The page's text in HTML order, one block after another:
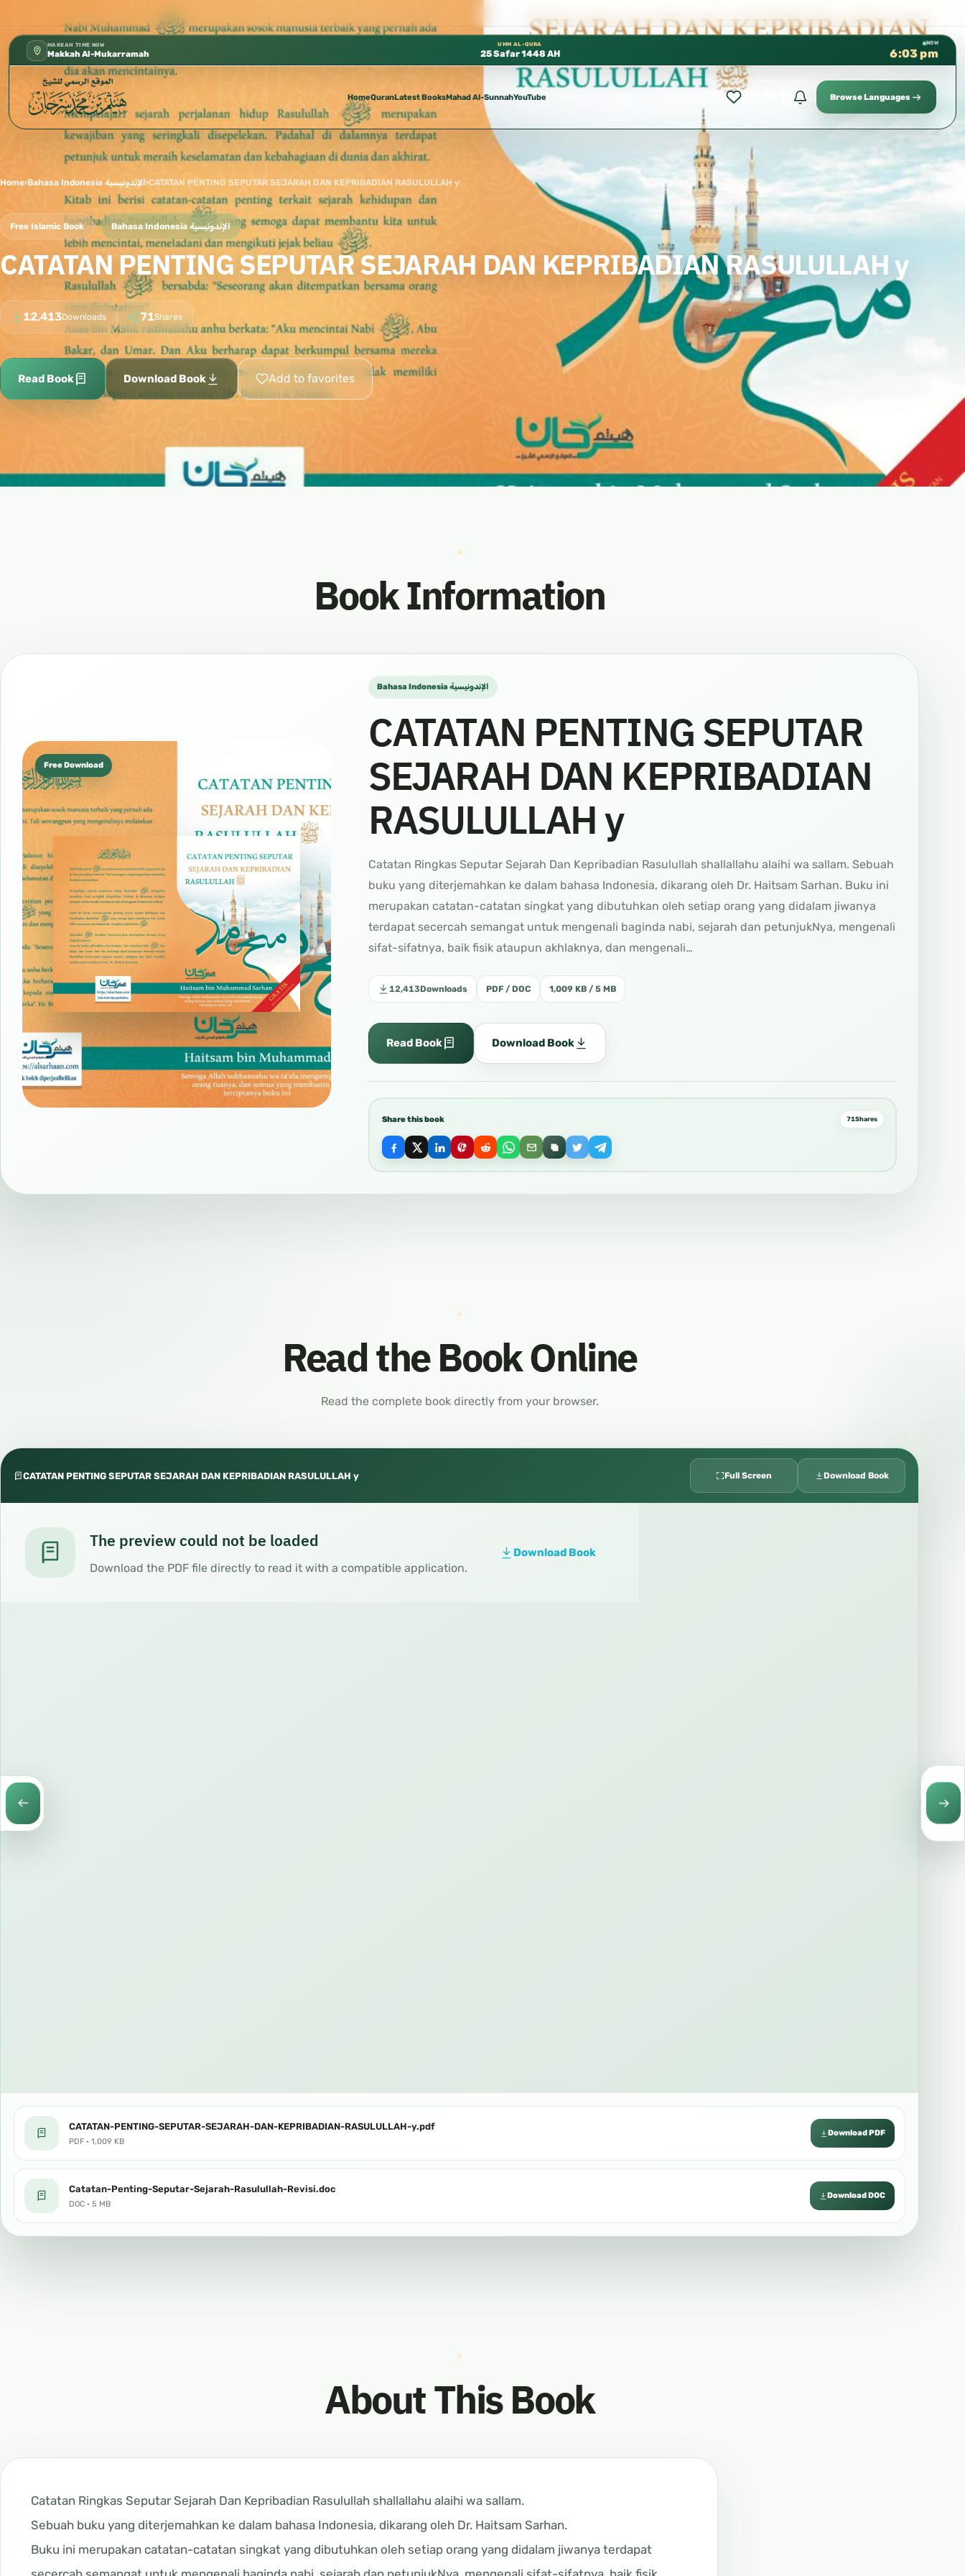
MAKKAH TIME NOW
Makkah Al-Mukarramah
UMM AL-QURA
25 Safar 1448 AH
NOW
6:03 pm
HomeQuranLatest BooksMahad Al-SunnahYouTube Browse Languages
Home› Bahasa Indonesia الإندونيسية ›CATATAN PENTING SEPUTAR SEJARAH DAN KEPRIBADIAN RASULULLAH y
Free Islamic Book Bahasa Indonesia الإندونيسية
CATATAN PENTING SEPUTAR SEJARAH DAN KEPRIBADIAN RASULULLAH y
12,413Downloads 71Shares
Read Book Download Book Add to favorites
Book Information
Free Download
Bahasa Indonesia الإندونيسية
CATATAN PENTING SEPUTAR
SEJARAH DAN KEPRIBADIAN
RASULULLAH y
Catatan Ringkas Seputar Sejarah Dan Kepribadian Rasulullah shallallahu alaihi wa sallam. Sebuah
buku yang diterjemahkan ke dalam bahasa Indonesia, dikarang oleh Dr. Haitsam Sarhan. Buku ini
merupakan catatan-catatan singkat yang dibutuhkan oleh setiap orang yang didalam jiwanya
terdapat secercah semangat untuk mengenali baginda nabi, sejarah dan petunjukNya, mengenali
sifat-sifatnya, baik fisik ataupun akhlaknya, dan mengenali…
12,413Downloads PDF / DOC 1,009 KB / 5 MB
Read Book Download Book
Share this book 71Shares
Read the Book Online
Read the complete book directly from your browser.
CATATAN PENTING SEPUTAR SEJARAH DAN KEPRIBADIAN RASULULLAH y Full Screen Download Book
The preview could not be loaded
Download the PDF file directly to read it with a compatible application.
Download Book
CATATAN-PENTING-SEPUTAR-SEJARAH-DAN-KEPRIBADIAN-RASULULLAH-y.pdf
PDF · 1,009 KB
Download PDF
Catatan-Penting-Seputar-Sejarah-Rasulullah-Revisi.doc
DOC · 5 MB
Download DOC
About This Book
Catatan Ringkas Seputar Sejarah Dan Kepribadian Rasulullah shallallahu alaihi wa sallam.
Sebuah buku yang diterjemahkan ke dalam bahasa Indonesia, dikarang oleh Dr. Haitsam Sarhan.
Buku ini merupakan catatan-catatan singkat yang dibutuhkan oleh setiap orang yang didalam jiwanya terdapat